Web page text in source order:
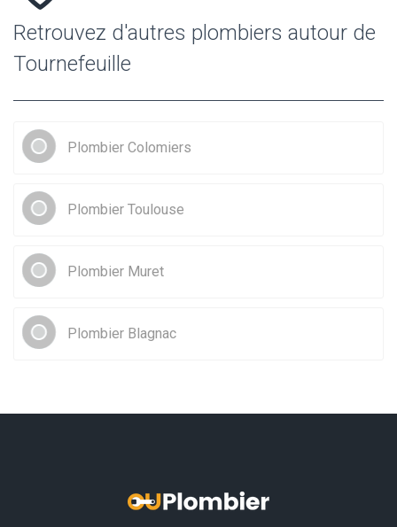
Retrouvez d'autres plombiers autour de
Tournefeuille
Plombier Colomiers
Plombier Toulouse
Plombier Muret
Plombier Blagnac